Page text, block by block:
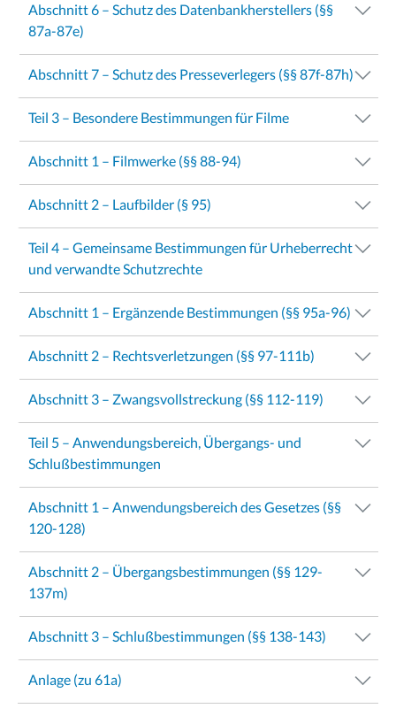
Abschnitt 6 – Schutz des Datenbankherstellers (§§
87a-87e)
Abschnitt 7 – Schutz des Presseverlegers (§§ 87f-87h)
Teil 3 – Besondere Bestimmungen für Filme
Abschnitt 1 – Filmwerke (§§ 88-94)
Abschnitt 2 – Laufbilder (§ 95)
Teil 4 – Gemeinsame Bestimmungen für Urheberrecht
und verwandte Schutzrechte
Abschnitt 1 – Ergänzende Bestimmungen (§§ 95a-96)
Abschnitt 2 – Rechtsverletzungen (§§ 97-111b)
Abschnitt 3 – Zwangsvollstreckung (§§ 112-119)
Teil 5 – Anwendungsbereich, Übergangs- und
Schlußbestimmungen
Abschnitt 1 – Anwendungsbereich des Gesetzes (§§
120-128)
Abschnitt 2 – Übergangsbestimmungen (§§ 129-
137m)
Abschnitt 3 – Schlußbestimmungen (§§ 138-143)
Anlage (zu 61a)